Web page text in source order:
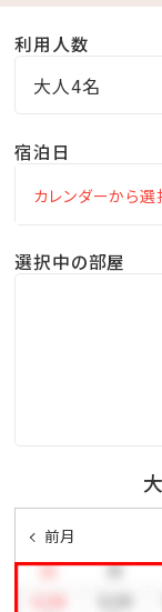
・エステサロン
00（最終受付20
22：30）
・コインランド
※全室禁煙ルー
での予約をお願
公式ホームペー
りご予約下さい。
※駐車場は有料
円 ※4泊以上
※EXESプレミ
利用人数
大人4名
宿泊日
選択中の部屋
前月